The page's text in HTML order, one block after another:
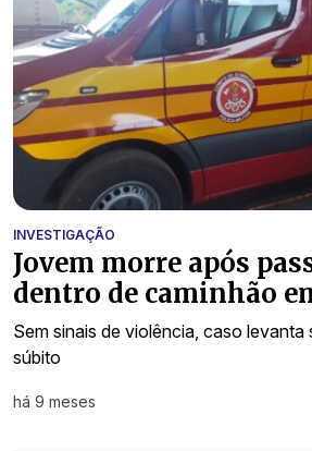
INVESTIGAÇÃO
Jovem morre após
dentro de caminhão
Sem sinais de violência, caso levanta
súbito
há 9 meses